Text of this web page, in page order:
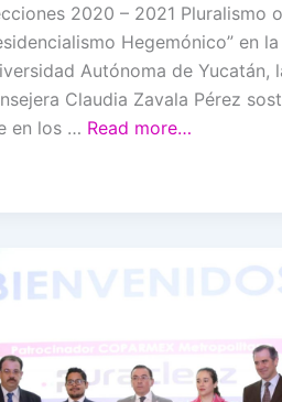
2020 – 2021 Pluralismo o
Hegemónico” en la
Autónoma de Yucatán,
Claudia Zavala Pérez
en los … Read more…